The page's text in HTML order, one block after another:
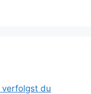
verfolgst du